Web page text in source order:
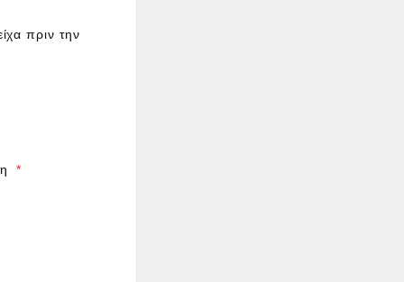
πριν την
*